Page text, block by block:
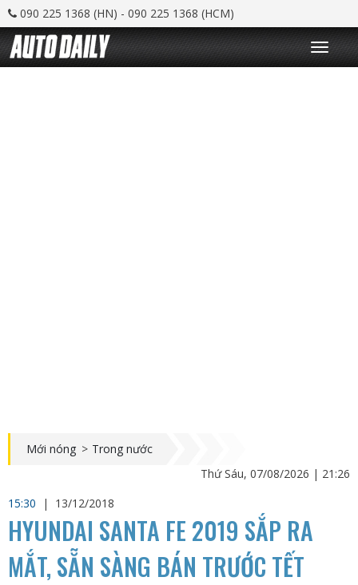
090 225 1368 (HN) - 090 225 1368 (HCM)
T
o
g
Mới nóng > Trong nước
Thứ Sáu, 07/08/2026 | 21:26
15:30
| 13/12/2018
HYUNDAI SANTA FE 2019 SẮP RA
MẮT, SẴN SÀNG BÁN TRƯỚC TẾT